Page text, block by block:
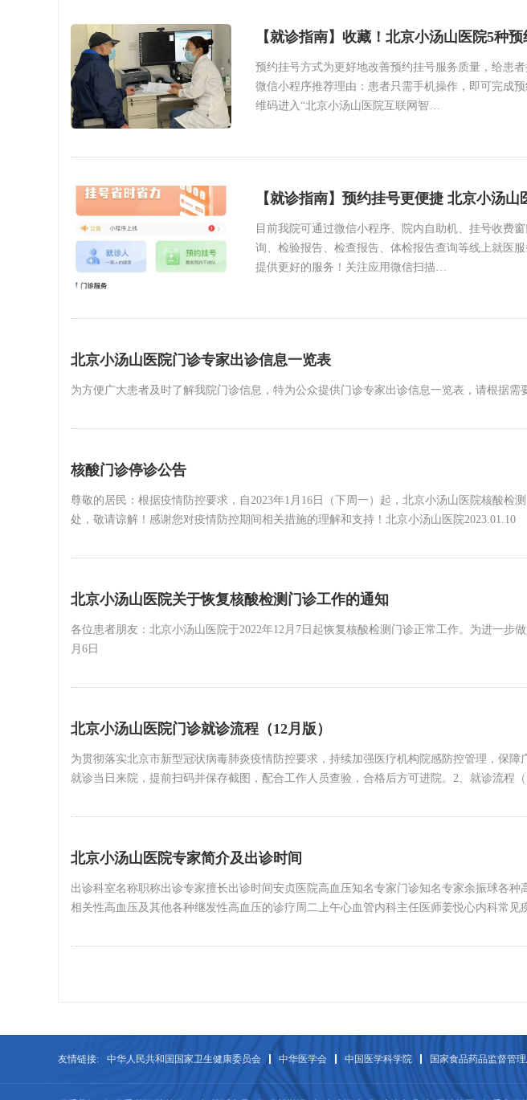
【就诊指南】收藏！北京小汤山医院5种
预约挂号方式为更好地改善预约挂号服务质量，给患
微信小程序推荐理由：患者只需手机操作，即可完成
维码进入“北京小汤山医院互联网智…
【就诊指南】预约挂号更便捷 北京小汤
目前我院可通过微信小程序、院内自助机、挂号收费
询、检验报告、检查报告、体检报告查询等线上就医
提供更好的服务！关注应用微信扫描…
北京小汤山医院门诊专家出诊信息一览表
为方便广大患者及时了解我院门诊信息，特为公众提供门诊专家出诊信息一览表，请根据
核酸门诊停诊公告
尊敬的居民：根据疫情防控要求，自2023年1月16日（下周一）起，北京小汤山医院核酸
处，敬请谅解！感谢您对疫情防控期间相关措施的理解和支持！北京小汤山医院2023.01.10
北京小汤山医院关于恢复核酸检测门诊工作的通知
各位患者朋友：北京小汤山医院于2022年12月7日起恢复核酸检测门诊正常工作。为进一
月6日
北京小汤山医院门诊就诊流程（12月版）
为贯彻落实北京市新型冠状病毒肺炎疫情防控要求，持续加强医疗机构院感防控管理，保
就诊当日来院，提前扫码并保存截图，配合工作人员查验，合格后方可进院。2、就诊流程
北京小汤山医院专家简介及出诊时间
出诊科室名称职称出诊专家擅长出诊时间安贞医院高血压知名专家门诊知名专家余振球各
相关性高血压及其他各种继发性高血压的诊疗周二上午心血管内科主任医师姜悦心内科常
友情链接: 中华人民共和国国家卫生健康委员会 中华医学会 中国医学科学院 国家食品药品监督管